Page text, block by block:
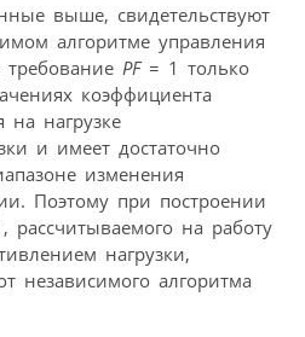
выше, свидетельствуют
алгоритме управления
PF= 1 только
коэффициента
нагрузке
и имеет достаточно
изменения
Поэтому при построении
рассчитываемого на работу
нагрузки,
независимого алгоритма